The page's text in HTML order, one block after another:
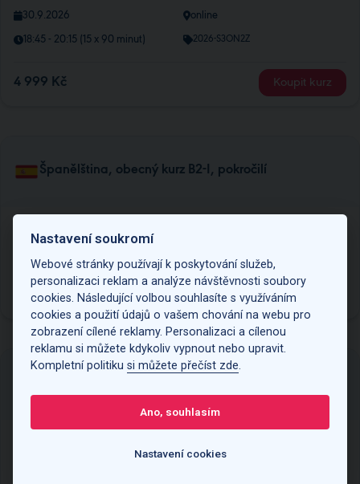
30.9.2026 online
18:45 - 20:15 (15 x 90 minut) 2026-S3ON2Z
4 999 Kč Koupit kurz
Španělština, obecný kurz B2-I, pokročilí
4 999 Kč Koupit kurz
Nastavení soukromí
Webové stránky používají k poskytování služeb,
personalizaci reklam a analýze návštěvnosti soubory
cookies. Následující volbou souhlasíte s využíváním
cookies a použití údajů o vašem chování na webu pro
zobrazení cílené reklamy. Personalizaci a cílenou
reklamu si můžete kdykoliv vypnout nebo upravit.
Kompletní politikusi můžete přečíst zde.
Ano, souhlasím
Nastavení cookies